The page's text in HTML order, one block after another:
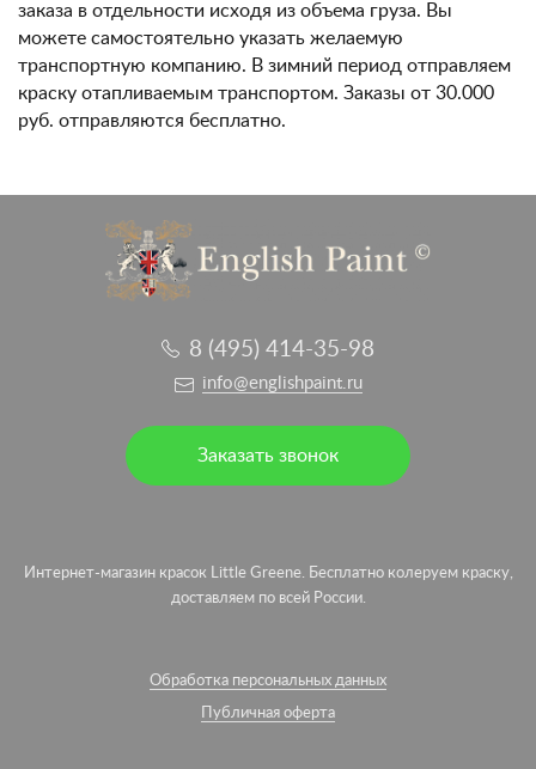
заказа в отдельности исходя из объема груза. Вы
можете самостоятельно указать желаемую
транспортную компанию. В зимний период отправляем
краску отапливаемым транспортом. Заказы от 30.000
руб. отправляются бесплатно.
8 (495) 414-35-98
info@englishpaint.ru
Заказать звонок
Интернет-магазин красок Little Greene. Бесплатно колеруем краску,
доставляем по всей России.
Обработка персональных данных
Публичная оферта